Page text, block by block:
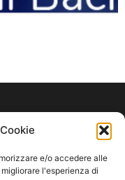
e/o accedere alle
l'esperienza di